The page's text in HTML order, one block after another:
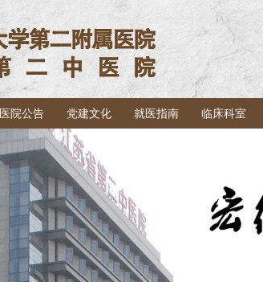
医院公告 党建文化 就医指南 临床科室